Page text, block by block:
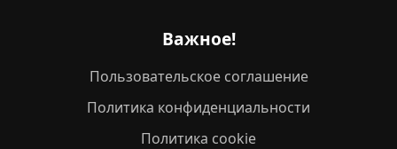
Важное!
Пользовательское соглашение
Политика конфиденциальности
Политика cookie